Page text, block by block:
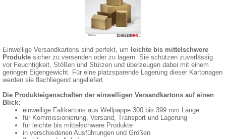
Einwellige Versandkartons sind perfekt, um leichte bis mittelschwere
Produkte sicher zu versenden oder zu lagern. Sie schützen zuverlässig
vor Feuchtigkeit, Stößen und Stürzen und überzeugen dabei mit einem
geringen Eigengewicht. Für eine platzsparende Lagerung dieser Kartonagen
werden sie flachliegend angeliefert.
Die Produkteigenschaften der einwelligen Versandkartons auf einen
Blick:
einwellige Faltkartons aus Wellpappe 300 bis 399 mm Länge
für Kommissionierung, Versand, Transport und Lagerung
für leichte bis mittelschwere Produkte
in verschiedenen Ausführungen und Größen